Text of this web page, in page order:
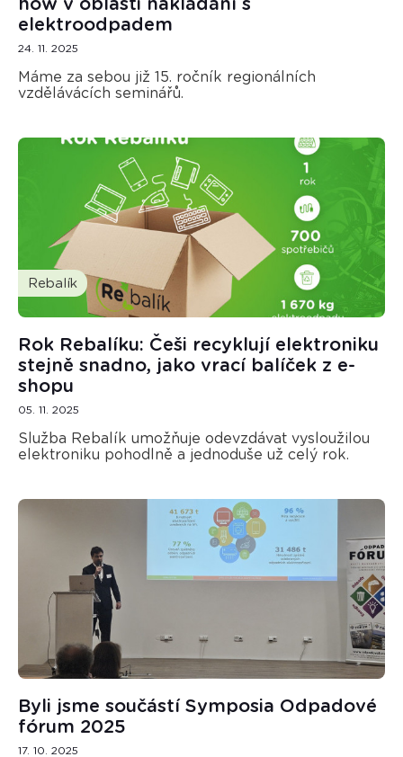
how v oblasti nakládání s
elektroodpadem
24. 11. 2025
Máme za sebou již 15. ročník regionálních
vzdělávácích seminářů.
Rebalík
Rok Rebalíku: Češi recyklují elektroniku
stejně snadno, jako vrací balíček z e-
shopu
05. 11. 2025
Služba Rebalík umožňuje odevzdávat vysloužilou
elektroniku pohodlně a jednoduše už celý rok.
Byli jsme součástí Symposia Odpadové
fórum 2025
17. 10. 2025